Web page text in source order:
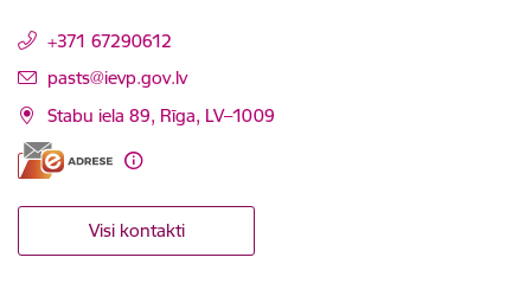
+371 67290612
E-pasts:
pasts@ievp.gov.lv
Stabu iela 89, Rīga, LV–1009
Visi kontakti